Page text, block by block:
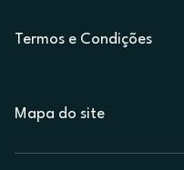
Termos e Condições
Mapa do site